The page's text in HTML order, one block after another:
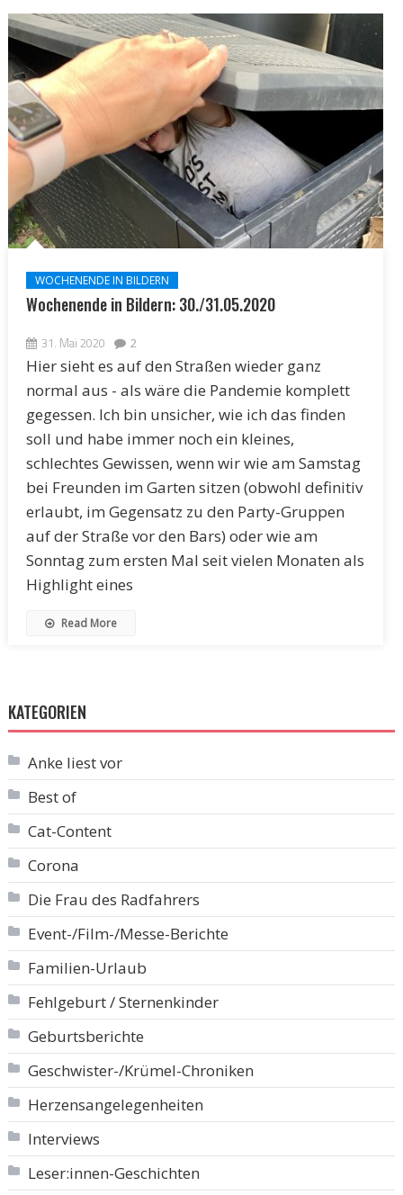
WOCHENENDE IN BILDERN
Wochenende in Bildern: 30./31.05.2020
31. Mai 2020 2
Hier sieht es auf den Straßen wieder ganz
normal aus - als wäre die Pandemie komplett
gegessen. Ich bin unsicher, wie ich das finden
soll und habe immer noch ein kleines,
schlechtes Gewissen, wenn wir wie am Samstag
bei Freunden im Garten sitzen (obwohl definitiv
erlaubt, im Gegensatz zu den Party-Gruppen
auf der Straße vor den Bars) oder wie am
Sonntag zum ersten Mal seit vielen Monaten als
Highlight eines
Read More
KATEGORIEN
Anke liest vor
Best of
Cat-Content
Corona
Die Frau des Radfahrers
Event-/Film-/Messe-Berichte
Familien-Urlaub
Fehlgeburt / Sternenkinder
Geburtsberichte
Geschwister-/Krümel-Chroniken
Herzensangelegenheiten
Interviews
Leser:innen-Geschichten